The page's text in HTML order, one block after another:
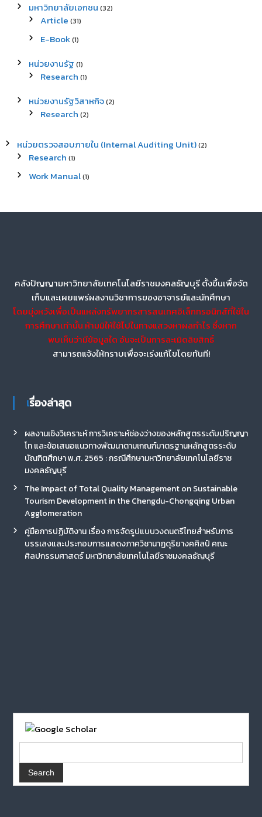
มหาวิทยาลัยเอกชน (32)
Article (31)
E-Book(1)
หน่วยงานรัฐ (1)
Research (1)
หน่วยงานรัฐวิสาหกิจ(2)
Research (2)
หน่วยตรวจสอบภายใน (Internal Auditing Unit)(2)
Research (1)
Work Manual(1)
คลังปัญญามหาวิทยาลัยเทคโนโลยีราชมงคลธัญบุรี ตั้งขึ้นเพื่อจัด
เก็บและเผยแพร่ผลงานวิชาการของอาจารย์และนักศึกษา
โดยมุ่งหวังเพื่อเป็นแหล่งทรัพยากรสารสนเทศอิเล็กทรอนิกส์ที่ใช้ใน
การศึกษาเท่านั้น ห้ามมิให้ใช้ไปในทางแสวงหาผลกำไร ซึ่งหาก
พบเห็นว่ามีข้อมูลใด อันจะเป็นการละเมิดลิขสิทธิ์
สามารถแจ้งให้ทราบเพื่อจะเร่งแก้ไขโดยทันที!
เรื่องล่าสุด
ผลงานเชิงวิเคราะห์ การวิเคราะห์ช่องว่างของหลักสูตรระดับปริญญา
โท และข้อเสนอแนวทางพัฒนาตามเกณฑ์มาตรฐานหลักสูตรระดับ
บัณฑิตศึกษา พ.ศ. 2565 : กรณีศึกษามหาวิทยาลัยเทคโนโลยีราช
มงคลธัญบุรี
The Impact of Total Quality Management on Sustainable
Tourism Development in the Chengdu-Chongqing Urban
Agglomeration
คู่มือการปฏิบัติงาน เรื่อง การจัดรูปแบบวงดนตรีไทยสำหรับการ
บรรเลงและประกอบการแสดงภาควิชานาฏดุริยางคศิลป์ คณะ
ศิลปกรรมศาสตร์ มหาวิทยาลัยเทคโนโลยีราชมงคลธัญบุรี